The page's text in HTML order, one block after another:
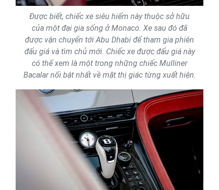
Được biết, chiếc xe siêu hiếm này thuộc sở hữu
của một đại gia sống ở Monaco. Xe sau đó đã
được vận chuyển tới Abu Dhabi để tham gia phiên
đấu giá và tìm chủ mới. Chiếc xe được đấu giá này
có thể xem là một trong những chiếc Mulliner
Bacalar nổi bật nhất về mặt thị giác từng xuất hiện.